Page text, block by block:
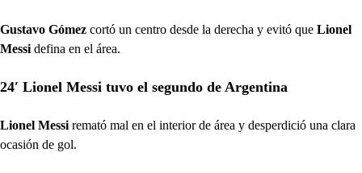
Gustavo Gómez cortó un centro desde la derecha y evitó que Lionel
Messi defina en el área.
24′ Lionel Messi tuvo el segundo de Argentina
Lionel Messi remató mal en el interior de área y desperdició una clara
ocasión de gol.